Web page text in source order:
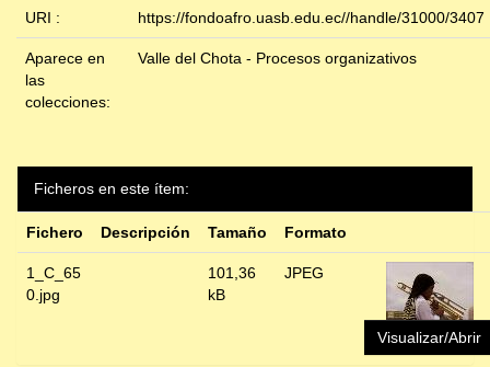
URI : https://fondoafro.uasb.edu.ec//handle/31000/3407
Aparece en
las
colecciones:
Valle del Chota - Procesos organizativos
Ficheros en este ítem:
Fichero Descripción Tamaño Formato
1_C_65
0.jpg
101,36
kB
JPEG
Visualizar/Abrir